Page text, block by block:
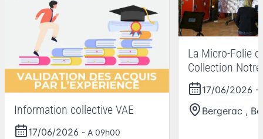
Information collective VAE
17/06/2026 - A 09h00
La Micro-Folie
Collection
17/06/2026 -
Bergerac ,